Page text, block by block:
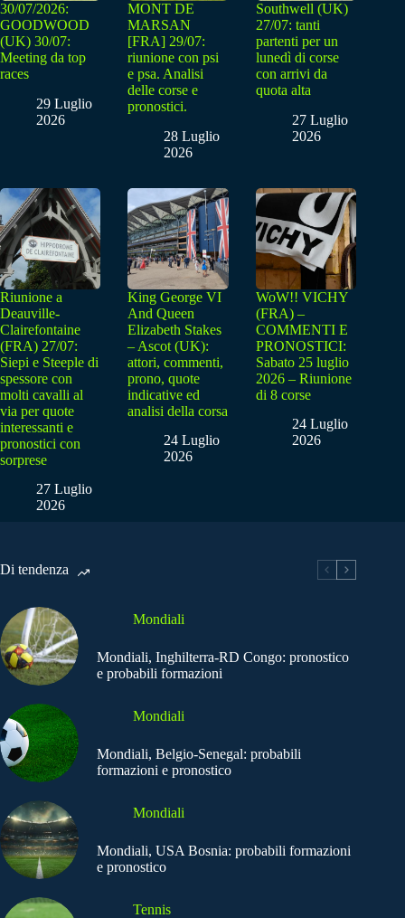
30/07/2026:
GOODWOOD
(UK) 30/07:
Meeting da top
races
29 Luglio
2026
MONT DE
MARSAN
[FRA] 29/07:
riunione con psi
e psa. Analisi
delle corse e
pronostici.
28 Luglio
2026
Southwell (UK)
27/07: tanti
partenti per un
lunedì di corse
con arrivi da
quota alta
27 Luglio
2026
Riunione a
Deauville-
Clairefontaine
(FRA) 27/07:
Siepi e Steeple di
spessore con
molti cavalli al
via per quote
interessanti e
pronostici con
sorprese
27 Luglio
2026
King George VI
And Queen
Elizabeth Stakes
– Ascot (UK):
attori, commenti,
prono, quote
indicative ed
analisi della corsa
24 Luglio
2026
WoW!! VICHY
(FRA) –
COMMENTI E
PRONOSTICI:
Sabato 25 luglio
2026 – Riunione
di 8 corse
24 Luglio
2026
Di tendenza
Mondiali
Mondiali, Inghilterra-RD Congo: pronostico
e probabili formazioni
Mondiali
Mondiali, Belgio-Senegal: probabili
formazioni e pronostico
Mondiali
Mondiali, USA Bosnia: probabili formazioni
e pronostico
Tennis